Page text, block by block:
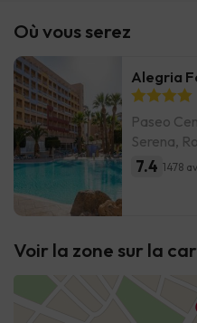
Où vous serez
Alegria
Paseo
Serena,
7.4 1478
Voir la zone sur la